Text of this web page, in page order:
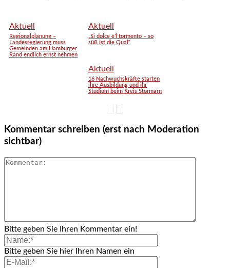
Aktuell
Regionalplanung –
Landesregierung muss
Gemeinden am Hamburger
Rand endlich ernst nehmen
Aktuell
„Si dolce è’l tormento – so
süß ist die Qual“
Aktuell
16 Nachwuchskräfte starten
ihre Ausbildung und ihr
Studium beim Kreis Stormarn
Kommentar schreiben (erst nach Moderation
sichtbar)
Bitte geben Sie Ihren Kommentar ein!
Bitte geben Sie hier Ihren Namen ein